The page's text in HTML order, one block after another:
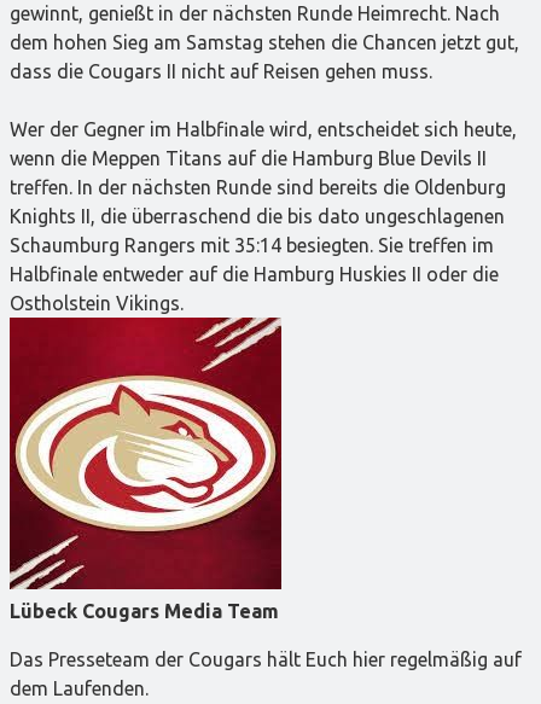
gewinnt, genießt in der nächsten Runde Heimrecht. Nach
dem hohen Sieg am Samstag stehen die Chancen jetzt gut,
dass die Cougars II nicht auf Reisen gehen muss.
Wer der Gegner im Halbfinale wird, entscheidet sich heute,
wenn die Meppen Titans auf die Hamburg Blue Devils II
treffen. In der nächsten Runde sind bereits die Oldenburg
Knights II, die überraschend die bis dato ungeschlagenen
Schaumburg Rangers mit 35:14 besiegten. Sie treffen im
Halbfinale entweder auf die Hamburg Huskies II oder die
Ostholstein Vikings.
Lübeck Cougars Media Team
Das Presseteam der Cougars hält Euch hier regelmäßig auf
dem Laufenden.